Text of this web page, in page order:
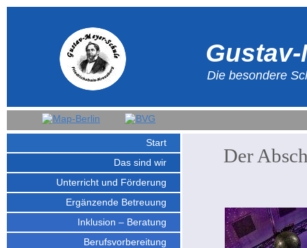
Start
Das sind wir
Unterricht und Förderung
Ergänzende Betreuung
Inklusion – Beratung
Berufsvorbereitung
Die besondere
Der